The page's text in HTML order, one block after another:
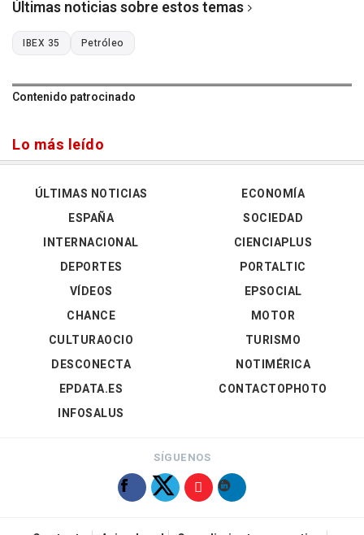
Últimas noticias sobre estos temas
IBEX 35 Petróleo
Contenido patrocinado
Lo más leído
ÚLTIMAS NOTICIAS
ESPAÑA
INTERNACIONAL
DEPORTES
VÍDEOS
ECONOMÍA
SOCIEDAD
CIENCIAPLUS
PORTALTIC
EPSOCIAL
CHANCE
CULTURAOCIO
DESCONECTA
EPDATA.ES
INFOSALUS
MOTOR
TURISMO
NOTIMÉRICA
CONTACTOPHOTO
SÍGUENOS